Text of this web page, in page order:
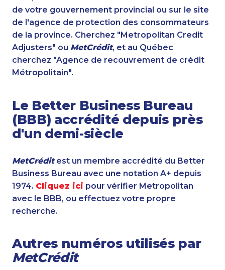
de votre gouvernement provincial ou sur le site
de l'agence de protection des consommateurs
de la province. Cherchez "Metropolitan Credit
Adjusters" ou MetCrédit, et au Québec
cherchez "Agence de recouvrement de crédit
Métropolitain".
Le Better Business Bureau
(BBB) accrédité depuis près
d'un demi-siècle
MetCréditest un membre accrédité du Better
Business Bureau avec une notation A+ depuis
1974. Cliquez ici pour vérifier Metropolitan
avec le BBB, ou effectuez votre propre
recherche.
Autres numéros utilisés par
MetCrédit